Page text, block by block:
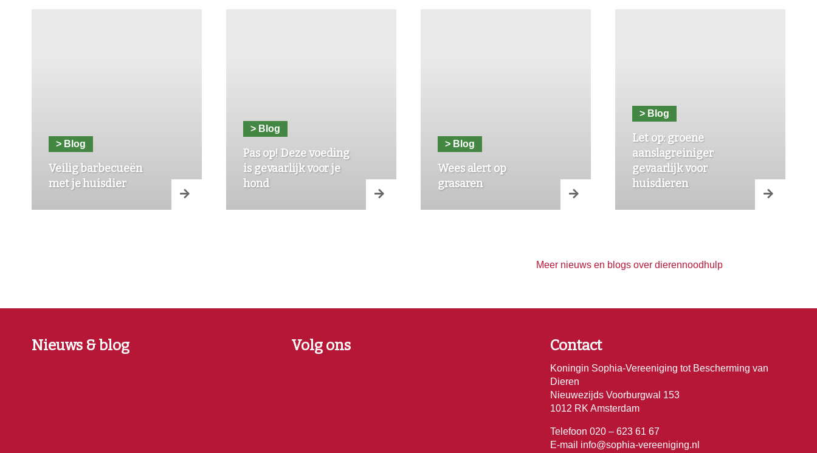
> Blog
Veilig barbecueën
met je huisdier
> Blog
Pas op! Deze voeding
is gevaarlijk voor je
hond
> Blog
Wees alert op
grasaren
> Blog
Let op: groene
aanslagreiniger
gevaarlijk voor
huisdieren
Meer nieuws en blogs over dierennoodhulp
Nieuws & blog Volg ons Contact
Koningin Sophia-Vereeniging tot Bescherming van
Dieren
Nieuwezijds Voorburgwal 153
1012 RK Amsterdam
Telefoon 020 – 623 61 67
E-mail info@sophia-vereeniging.nl